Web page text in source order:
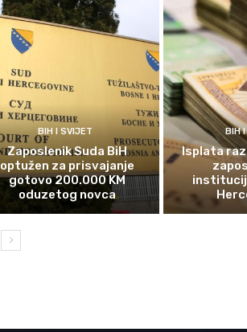
BIH I SVIJET
Zaposlenik Suda BiH
optužen za prisvajanje
gotovo 200.000 KM
oduzetog novca
BIH
Isplata